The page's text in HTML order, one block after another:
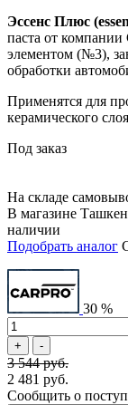
Эссенс Плюс
паста от
элементом (№3),
обработки
Применятся для
керамического
Под заказ
На складе
В магазине
наличии
Подобрать аналог
30 %
3 544 руб.
2 481 руб.
Сообщить о